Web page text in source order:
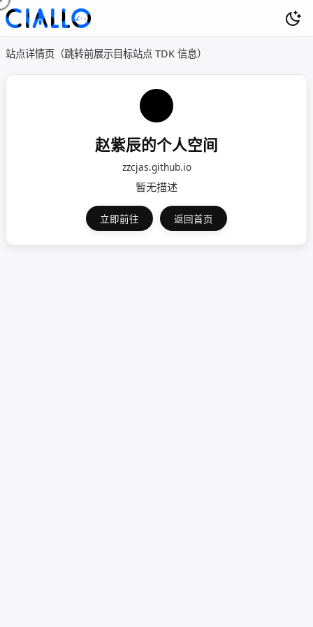
站点详情页（跳转前展示目标站点 TDK 信息）
赵紫辰的个人空间
zzcjas.github.io
暂无描述
立即前往 返回首页